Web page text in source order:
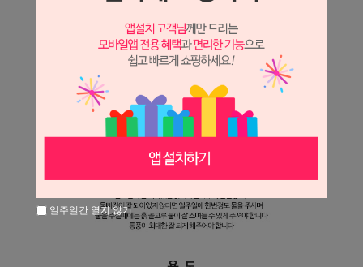
일주일간 열지 않기